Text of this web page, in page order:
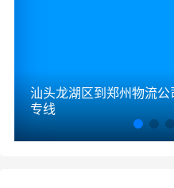
汕头龙湖区到郑州物流
专线